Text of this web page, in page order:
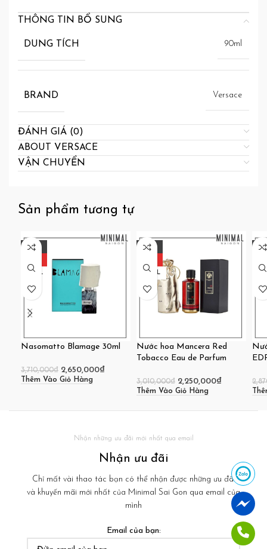
THÔNG TIN BỔ SUNG
DUNG TÍCH 90ml
BRAND Versace
ĐÁNH GIÁ (0)
ABOUT VERSACE
VẬN CHUYỂN
Sản phẩm tương tự
-29%
30ML
Nasomatto Blamage 30ml
3,710,000₫ 2,650,000₫
Thêm Vào Giỏ Hàng
-25%
120ML
Nước hoa Mancera Red
Tobacco Eau de Parfum
3,010,000₫ 2,250,000₫
Thêm Vào Giỏ Hàng
-
Nhận những ưu đãi mới nhất qua email
Nhận ưu đãi
Chỉ mất vài thao tác bạn có thể nhận được những ưu đãi
và khuyến mãi mới nhất của Minimal Sai Gon qua email của
mình
Email của bạn:
Nhắn tin Zalo